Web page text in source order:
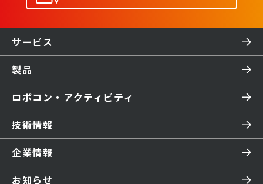
サービス
製品
ロボコン・アクティビティ
技術情報
企業情報
お知らせ